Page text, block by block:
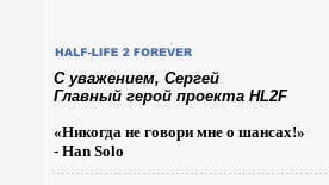
C уважением, Сергей
Главный герой проекта HL2F
«Никогда не говори мне о шансах!»
- Han Solo